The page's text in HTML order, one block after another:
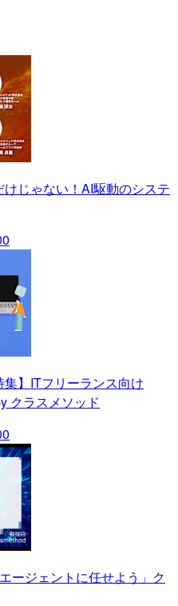
けじゃない！AI駆動のシステ
集】ITフリーランス向け
クラスメソッド
ージェントに任せよう」ク